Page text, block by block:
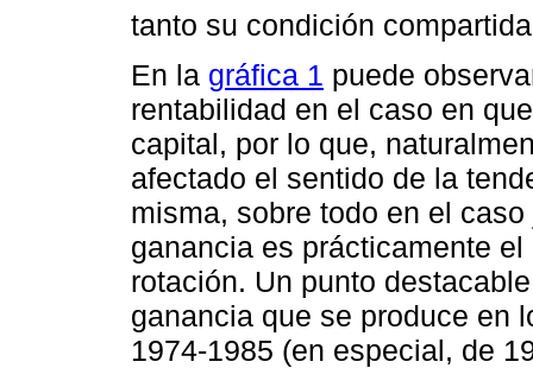
tanto su condición
En la gráfica 1 puede
rentabilidad en el caso en
capital, por lo que,
afectado el sentido de la
misma, sobre todo en el
ganancia es prácticamente
rotación. Un punto
ganancia que se produce en
1974-1985 (en especial, de